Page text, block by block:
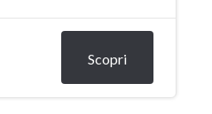
Scopri